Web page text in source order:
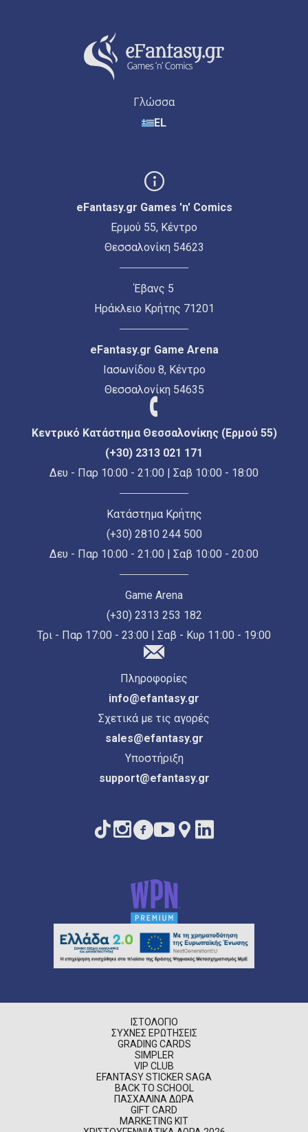
Γλώσσα
EL
eFantasy.gr Games 'n' Comics
Ερμού 55, Κέντρο
Θεσσαλονίκη 54623
Έβανς 5
Ηράκλειο Κρήτης 71201
eFantasy.gr Game Arena
Ιασωνίδου 8, Κέντρο
Θεσσαλονίκη 54635
Κεντρικό Κατάστημα Θεσσαλονίκης (Ερμού 55)
(+30) 2313 021 171
Δευ - Παρ 10:00 - 21:00 | Σαβ 10:00 - 18:00
Κατάστημα Κρήτης
(+30) 2810 244 500
Δευ - Παρ 10:00 - 21:00 | Σαβ 10:00 - 20:00
Game Arena
(+30) 2313 253 182
Τρι - Παρ 17:00 - 23:00 | Σαβ - Κυρ 11:00 - 19:00
Πληροφορίες
info@efantasy.gr
Σχετικά με τις αγορές
sales@efantasy.gr
Υποστήριξη
support@efantasy.gr
ΙΣΤΟΛΌΓΙΟ
ΣΥΧΝΈΣ ΕΡΩΤΉΣΕΙΣ
GRADING CARDS
SIMPLER
VIP CLUB
EFANTASY STICKER SAGA
BACK TO SCHOOL
ΠΑΣΧΑΛΙΝΆ ΔΏΡΑ
GIFT CARD
MARKETING KIT